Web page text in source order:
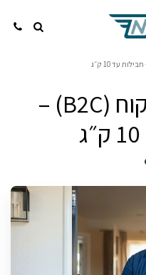
הפצה לבית הלקוח (B2C) –